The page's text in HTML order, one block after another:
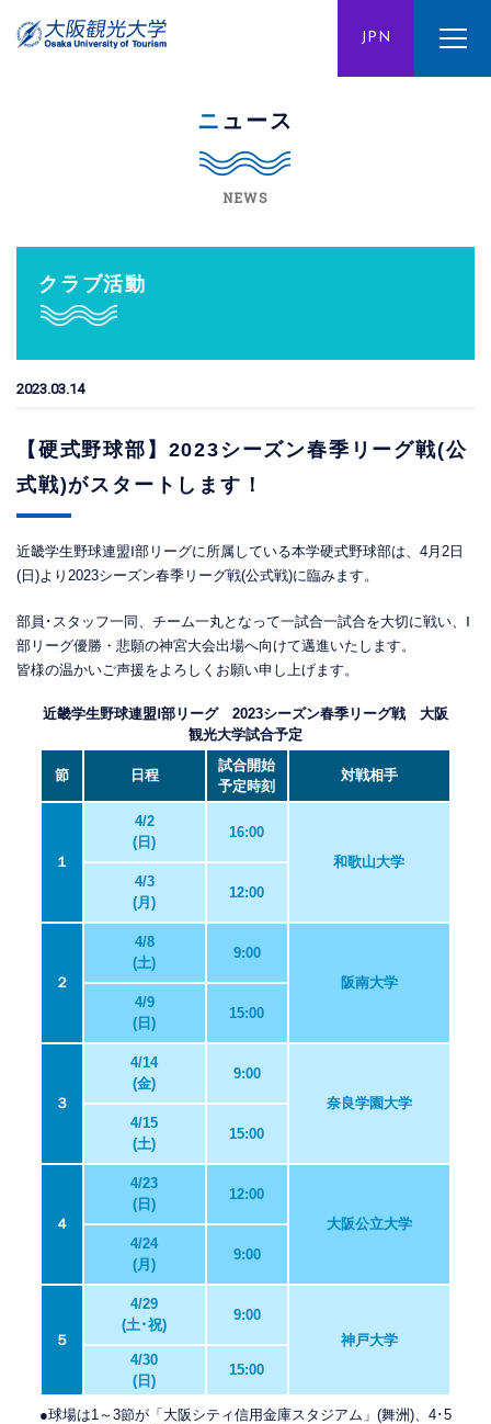
JPN
ENG CHN
ニュース
NEWS
クラブ活動
2023.03.14
【硬式野球部】2023シーズン春季リーグ戦(公
式戦)がスタートします！
近畿学生野球連盟Ⅰ部リーグに所属している本学硬式野球部は、4月2日
(日)より2023シーズン春季リーグ戦(公式戦)に臨みます。
部員･スタッフ一同、チーム一丸となって一試合一試合を大切に戦い、Ⅰ
部リーグ優勝・悲願の神宮大会出場へ向けて邁進いたします。
皆様の温かいご声援をよろしくお願い申し上げます。
近畿学生野球連盟Ⅰ部リーグ 2023シーズン春季リーグ戦 大阪
観光大学試合予定
節 日程
試合開始
予定時刻
対戦相手
１
4/2
(日)
16:00
和歌山大学
4/3
(月)
12:00
２
4/8
(土)
9:00
阪南大学
4/9
(日)
15:00
３
4/14
(金)
9:00
奈良学園大学
4/15
(土)
15:00
４
4/23
(日)
12:00
大阪公立大学
4/24
(月)
9:00
５
4/29
(土･祝)
9:00
神戸大学
4/30
(日)
15:00
●球場は1～3節が「大阪シティ信用金庫スタジアム」(舞洲)、4･5